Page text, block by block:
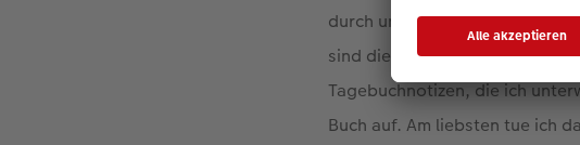
durch unsere Urlaubsbilder
sind diese Erinnerungen
Tagebuchnotizen, die ich
Buch auf. Am liebsten tue ich